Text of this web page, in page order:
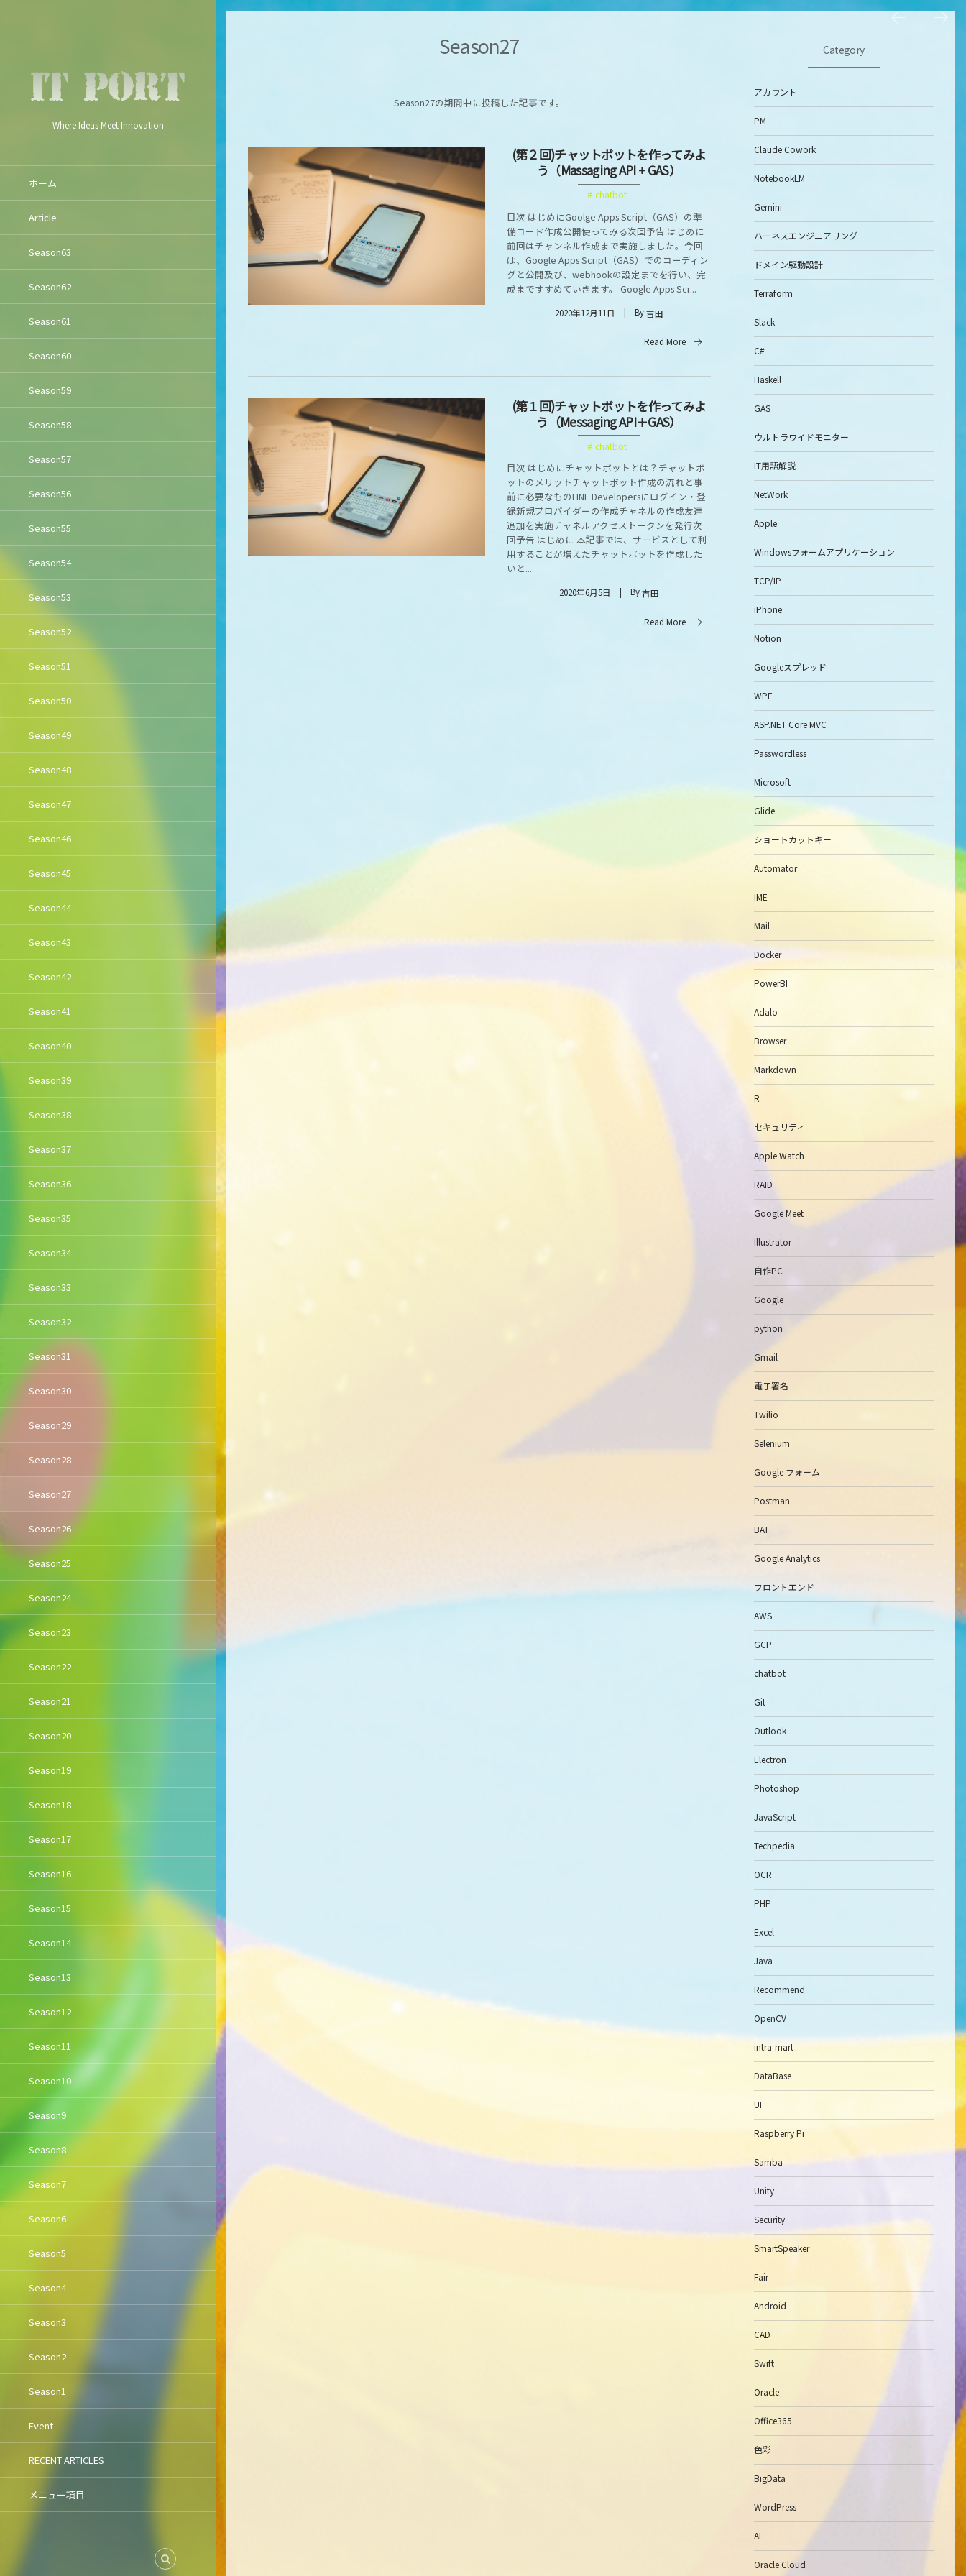
Where Ideas Meet Innovation
ホーム
Article
Season63
Season62
Season61
Season60
Season59
Season58
Season57
Season56
Season55
Season54
Season53
Season52
Season51
Season50
Season49
Season48
Season47
Season46
Season45
Season44
Season43
Season42
Season41
Season40
Season39
Season38
Season37
Season36
Season35
Season34
Season33
Season32
Season31
Season30
Season29
Season28
Season27
Season26
Season25
Season24
Season23
Season22
Season21
Season20
Season19
Season18
Season17
Season16
Season15
Season14
Season13
Season12
Season11
Season10
Season9
Season8
Season7
Season6
Season5
Season4
Season3
Season2
Season1
Event
RECENT ARTICLES
メニュー項目
Season27
Season27の期間中に投稿した記事です。
(第２回)チャットボットを作ってみよ
う（Massaging API + GAS）
chatbot
目次 はじめにGoolge Apps Script（GAS）の準
備コード作成公開使ってみる次回予告 はじめに
前回はチャンネル作成まで実施しました。今回
は、Google Apps Script（GAS）でのコーディン
グと公開及び、webhookの設定までを行い、完
成まですすめていきます。 Google Apps Scr...
2020年12月11日 By吉田
Read More
(第１回)チャットボットを作ってみよ
う（Messaging API＋GAS）
chatbot
目次 はじめにチャットボットとは？チャットボ
ットのメリットチャットボット作成の流れと事
前に必要なものLINE Developersにログイン・登
録新規プロバイダーの作成チャネルの作成友達
追加を実施チャネルアクセストークンを発行次
回予告 はじめに 本記事では、サービスとして利
用することが増えたチャットボットを作成した
いと...
2020年6月5日 By吉田
Read More
Category
アカウント
PM
Claude Cowork
NotebookLM
Gemini
ハーネスエンジニアリング
ドメイン駆動設計
Terraform
Slack
C#
Haskell
GAS
ウルトラワイドモニター
IT用語解説
NetWork
Apple
Windowsフォームアプリケーション
TCP/IP
iPhone
Notion
Googleスプレッド
WPF
ASP.NET Core MVC
Passwordless
Microsoft
Glide
ショートカットキー
Automator
IME
Mail
Docker
PowerBI
Adalo
Browser
Markdown
R
セキュリティ
Apple Watch
RAID
Google Meet
Illustrator
自作PC
Google
python
Gmail
電子署名
Twilio
Selenium
Google フォーム
Postman
BAT
Google Analytics
フロントエンド
AWS
GCP
chatbot
Git
Outlook
Electron
Photoshop
JavaScript
Techpedia
OCR
PHP
Excel
Java
Recommend
OpenCV
intra-mart
DataBase
UI
Raspberry Pi
Samba
Unity
Security
SmartSpeaker
Fair
Android
CAD
Swift
Oracle
Office365
色彩
BigData
WordPress
AI
Oracle Cloud